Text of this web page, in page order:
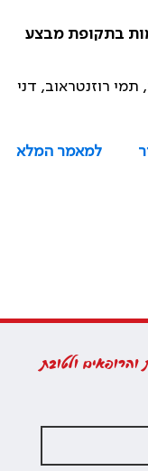
בתקופת מבצע
תמי רוזנטראוב, דני
למאמר המלא
והרופאים ולטובת